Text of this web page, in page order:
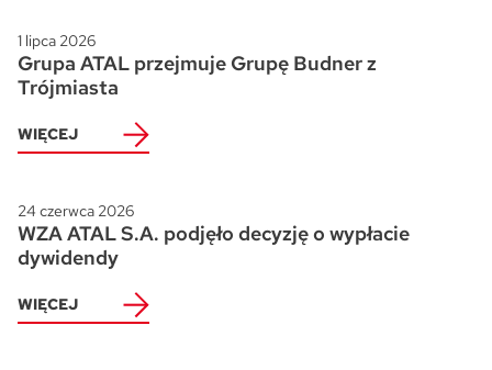
1 lipca 2026
Grupa ATAL przejmuje Grupę Budner z
Trójmiasta
WIĘCEJ
24 czerwca 2026
WZA ATAL S.A. podjęło decyzję o wypłacie
dywidendy
WIĘCEJ